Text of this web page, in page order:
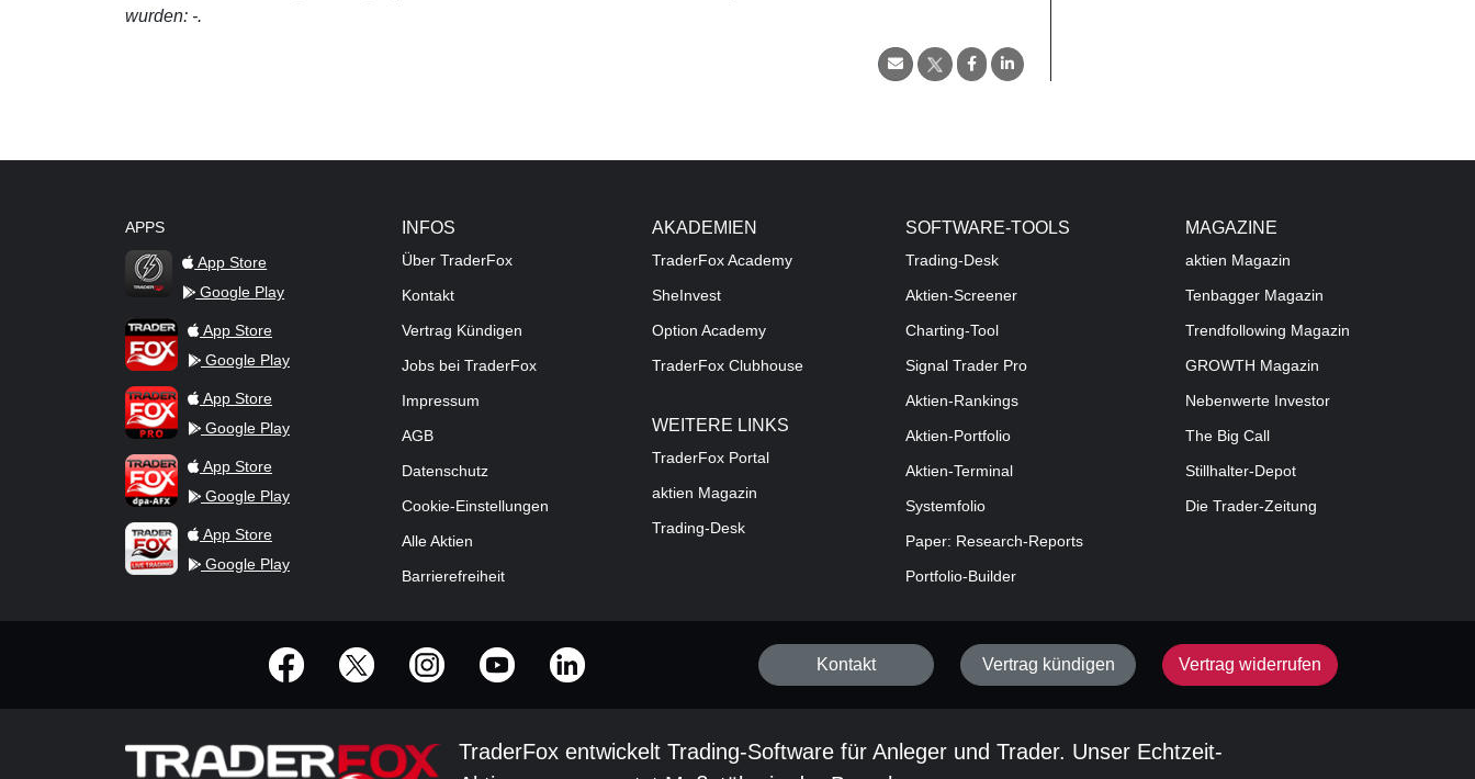
wurden: -.
APPS
TraderFox Flash
App Store
Google Play
TraderFox AppApp Store
Google Play
TraderFox ProApp Store
Google Play
TraderFox dpa-AFX ProFeed
App Store
Google Play
TraderFox Live Trading
App Store
Google Play
INFOS
Über TraderFox
Kontakt
Vertrag Kündigen
Jobs bei TraderFox
Impressum
AGB
Datenschutz
Cookie-Einstellungen
Alle Aktien
Barrierefreiheit
AKADEMIEN
TraderFox Academy
SheInvest
Option Academy
TraderFox Clubhouse
WEITERE LINKS
TraderFox Portal
aktien Magazin
Trading-Desk
SOFTWARE-TOOLS
Trading-Desk
Aktien-Screener
Charting-Tool
Signal Trader Pro
Aktien-Rankings
Aktien-Portfolio
Aktien-Terminal
Systemfolio
Paper: Research-Reports
Portfolio-Builder
MAGAZINE
aktien Magazin
Tenbagger Magazin
Trendfollowing Magazin
GROWTH Magazin
Nebenwerte Investor
The Big Call
Stillhalter-Depot
Die Trader-Zeitung
offizielle Social Media-Accounts
Kontakt Vertrag kündigen Vertrag widerrufen
TraderFox entwickelt Trading-Software für Anleger und Trader. Unser Echtzeit-